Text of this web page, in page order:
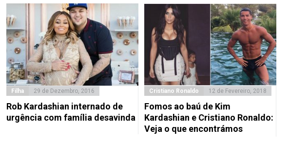
Filha 29 de Dezembro, 2016
Rob Kardashian internado de
urgência com família desavinda
Cristiano Ronaldo 12 de Fevereiro, 2018
Fomos ao baú de Kim
Kardashian e Cristiano Ronaldo:
Veja o que encontrámos